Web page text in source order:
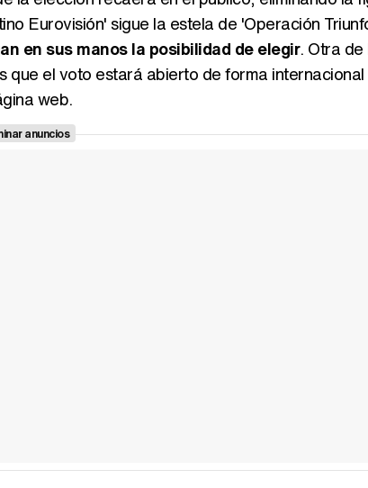
Eurovisión' sigue la estela de 'Operación
en sus manos la posibilidad de elegir. Otra de
el voto estará abierto de forma
web.
anuncios